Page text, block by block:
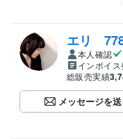
エリ
本人確認
インボイ
総販売実績
メッセージを